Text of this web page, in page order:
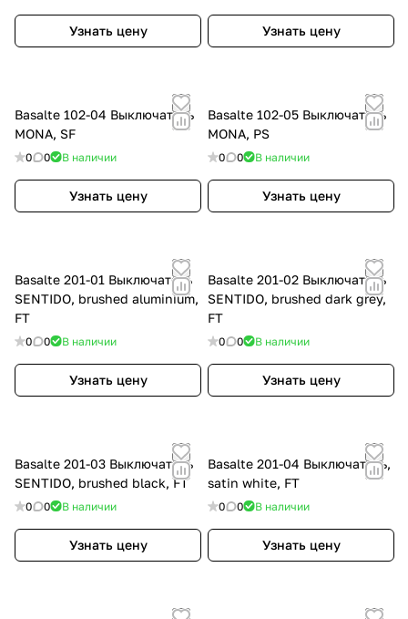
Узнать цену Узнать цену
Basalte 102-04 Выключатель
MONA, SF
0 0 В наличии
Узнать цену
Basalte 102-05 Выключатель
MONA, PS
0 0 В наличии
Узнать цену
Basalte 201-01 Выключатель
SENTIDO, brushed aluminium,
FT
0 0 В наличии
Узнать цену
Basalte 201-02 Выключатель
SENTIDO, brushed dark grey,
FT
0 0 В наличии
Узнать цену
Basalte 201-03 Выключатель
SENTIDO, brushed black, FT
0 0 В наличии
Узнать цену
Basalte 201-04 Выключатель,
satin white, FT
0 0 В наличии
Узнать цену